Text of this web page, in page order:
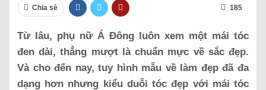
Chia sẻ 185
Từ lâu, phụ nữ Á Đông luôn xem một mái tóc
đen dài, thẳng mượt là chuẩn mực về sắc đẹp.
Và cho đến nay, tuy hình mẫu về làm đẹp đã đa
dạng hơn nhưng kiểu duỗi tóc đẹp với mái tóc